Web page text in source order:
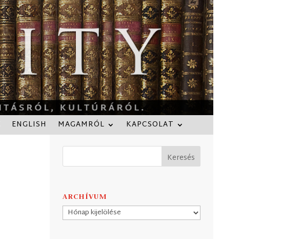
ENGLISH MAGAMRÓL KAPCSOLAT
ARCHÍVUM
Archívum